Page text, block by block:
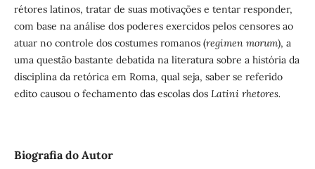
rétores latinos, tratar de suas motivações e tentar responder,
com base na análise dos poderes exercidos pelos censores ao
atuar no controle dos costumes romanos (regimen morum), a
uma questão bastante debatida na literatura sobre a história da
disciplina da retórica em Roma, qual seja, saber se referido
edito causou o fechamento das escolas dos Latini rhetores.
Biografia do Autor